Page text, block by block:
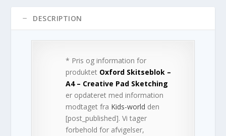
DESCRIPTION
* Pris og information for
produktet Oxford Skitseblok –
A4 – Creative Pad Sketching
er opdateret med information
modtaget fra Kids-world den
[post_published]. Vi tager
forbehold for afvigelser,